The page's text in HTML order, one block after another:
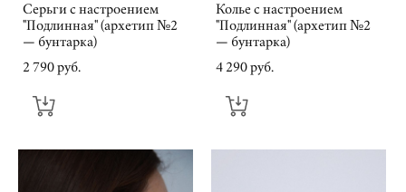
Серьги с настроением
"Подлинная" (архетип №2
— бунтарка)
2 790 pуб.
Колье с настроением
"Подлинная" (архетип №2
— бунтарка)
4 290 pуб.